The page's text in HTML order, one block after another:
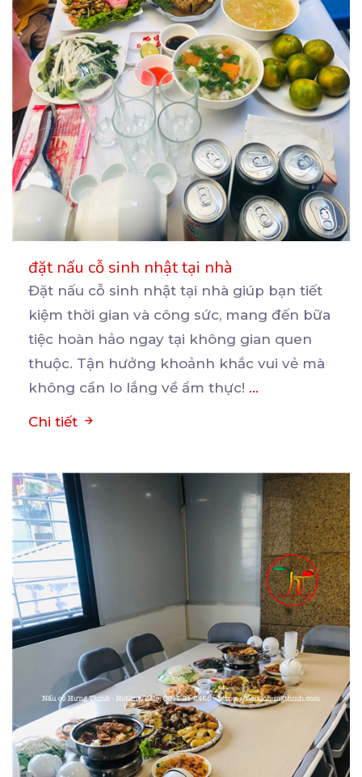
đặt nấu cỗ sinh nhật tại nhà
Đặt nấu cỗ sinh nhật tại nhà giúp bạn tiết
kiệm thời gian và công sức, mang đến bữa
tiệc hoàn hảo ngay tại không gian quen
thuộc. Tận hưởng khoảnh khắc vui vẻ mà
không cần lo lắng về ẩm thực! ...
Chi tiết